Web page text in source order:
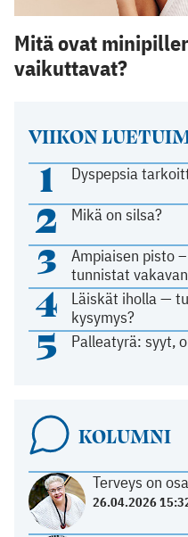
VIIKON
1 Dyspepsia
2 Mikä on silsa?
3
Ampiaisen pisto
tunnistat
4
Läiskät iholla —
kysymys?
5 Palleatyrä: syyt,
KOLUMNI
Terveys on
26.04.2026
Mitä ovat
vaikuttavat?